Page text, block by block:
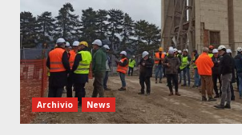
Archivio News